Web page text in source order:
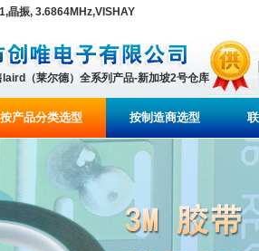
晶振, 3.6864MHz,VISHAY
laird（莱尔德）全系列产品-新加坡2号仓库
按产品分类选型 按制造商选型